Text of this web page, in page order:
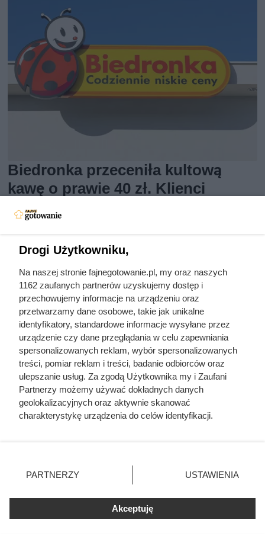
Biedronka przeceniła kultową
kawę o prawie 40 zł. Klienci
ruszyli do sklepów
Przy zakupie dwóch opakowań kilogramowa kawa kosztuje
tylko 49,99 zł zamiast 87,99 zł. Sprawdź warunki promocji i
inne okazje z gazetki.
nie było od bardzo dawna. Klienci
Drogi Użytkowniku,
Na naszej stronie fajnegotowanie.pl, my oraz naszych
1162 zaufanych partnerów uzyskujemy dostęp i
przechowujemy informacje na urządzeniu oraz
przetwarzamy dane osobowe, takie jak unikalne
identyfikatory, standardowe informacje wysyłane przez
urządzenie czy dane przeglądania w celu zapewniania
spersonalizowanych reklam, wybór spersonalizowanych
treści, pomiar reklam i treści, badanie odbiorców oraz
ulepszanie usług. Za zgodą Użytkownika my i Zaufani
Partnerzy możemy używać dokładnych danych
geolokalizacyjnych oraz aktywnie skanować
charakterystykę urządzenia do celów identyfikacji.
zmienić/wycofać klikając przycisk ustawień prywatności
znajdujący się w lewym dolnym rogu strony
rodzaje przetwarzania danych nie wymagają zgody
użytkownika, ale masz prawo sprzeciwić się takiemu
przetwarzaniu. Preferencje będą miały zastosowania tylko
PARTNERZY USTAWIENIA
Akceptuję